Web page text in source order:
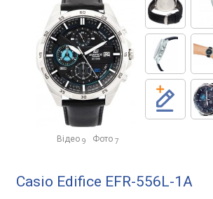
Відео 9 Фото 7
Casio Edifice EFR-556L-1A